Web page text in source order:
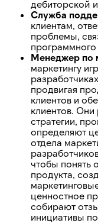
дебиторской
Служба
клиентам,
проблемы,
программного
Менеджер по
маркетингу
продвигая
клиентов и
клиентов.
стратегии,
определяют
отдела
чтобы понять
продукта,
ценностное
собирают
инициативы